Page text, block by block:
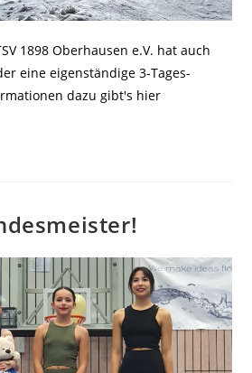
1898 Oberhausen e.V. hat auch
eine eigenständige 3-Tages-
dazu gibt's hier